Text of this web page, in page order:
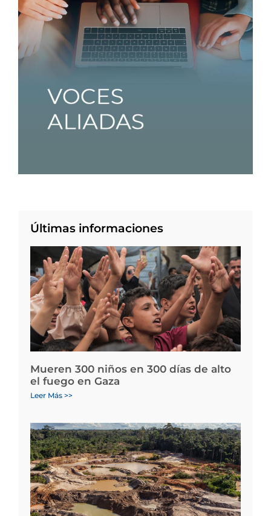
Últimas informaciones
Mueren 300 niños en 300 días de alto
el fuego en Gaza
Leer Más >>